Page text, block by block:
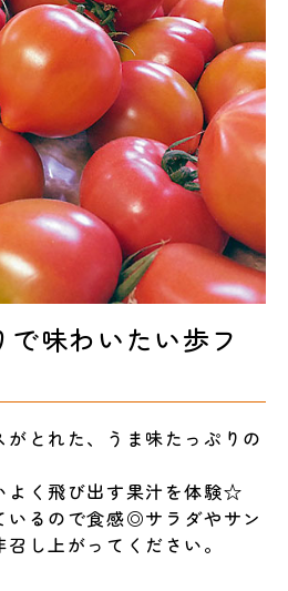
味わいたい歩フ
とれた、うま味たっぷりの
よく飛び出す果汁を体験☆
いるので食感◎サラダやサン
し上がってください。